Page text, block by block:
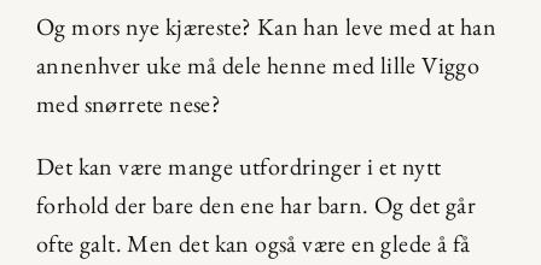
Og mors nye kjæreste? Kan han leve med at han
annenhver uke må dele henne med lille Viggo
med snørrete nese?
Det kan være mange utfordringer i et nytt
forhold der bare den ene har barn. Og det går
ofte galt. Men det kan også være en glede å få